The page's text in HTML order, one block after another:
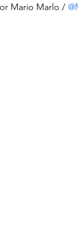
Mario Marlo /